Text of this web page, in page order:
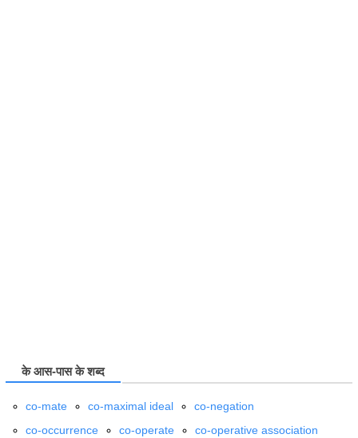
के आस-पास के शब्द
co-mate co-maximal ideal
co-negation
co-occurrence
co-operate co-operative association